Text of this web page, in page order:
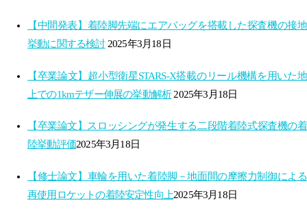
【中間発表】着陸脚先端にエアバッグを搭載した探査機の接地
挙動に関する検討 2025年3月18日
【卒業論文】超小型衛星STARS-X搭載のリール機構を用いた地
上での1kmテザー伸展の挙動解析 2025年3月18日
【卒業論文】スロッシングが発生する​二段階着陸式探査機の着
陸挙動評価​2025年3月18日
【修士論文】車輪を用いた着陸脚－地面間の摩擦力制御による
再使用ロケットの着陸安定性向上​2025年3月18日